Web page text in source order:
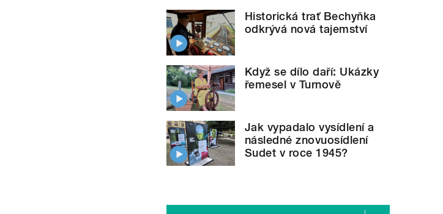
Historická trať Bechyňka
odkrývá nová tajemství
Když se dílo daří: Ukázky
řemesel v Turnově
Jak vypadalo vysídlení a
následné znovuosídlení
Sudet v roce 1945?